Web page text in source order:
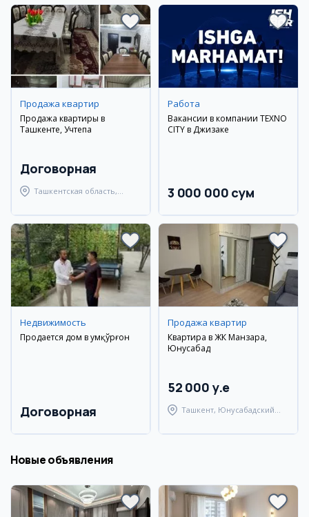
Продажа квартир
Продажа квартиры в
Ташкенте, Учтепа
Договорная
Ташкентская область,
Работа
Вакансии в компании TEXNO
CITY в Джизаке
3 000 000 сум
Недвижимость
Продается дом в Қумқўрғон
Договорная
Продажа квартир
Квартира в ЖК Манзара,
Юнусабад
52 000 y.e
Ташкент, Юнусабадский
Новые объявления